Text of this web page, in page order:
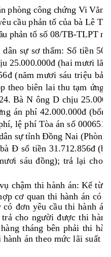
phòng công chứng Vi Văn
cầu phản tố của bà Lê Th
u phản tố số 08/TB-TLPT
dân sự sơ thẩm: Số tiền 50
ịu 25.000.000đ (hai mươi
(năm mươi sáu triệu bảy
p theo biên lai thu tạm ứng
4. Bà N ông D chịu
án phí 42.000.000đ (bốn
lệ phí Tòa án số 0006518
sự tỉnh Đồng Nai (Phòng
bà Đ số tiền 31.712.856đ (b
sáu đồng); trả lại cho
vụ chậm thi hành án: Kể từ
p cơ quan thi hành án có
có đơn yêu cầu thi hành án
trả cho người được thi hành
hàng tháng bên phải thi h
hành án theo mức lãi suất